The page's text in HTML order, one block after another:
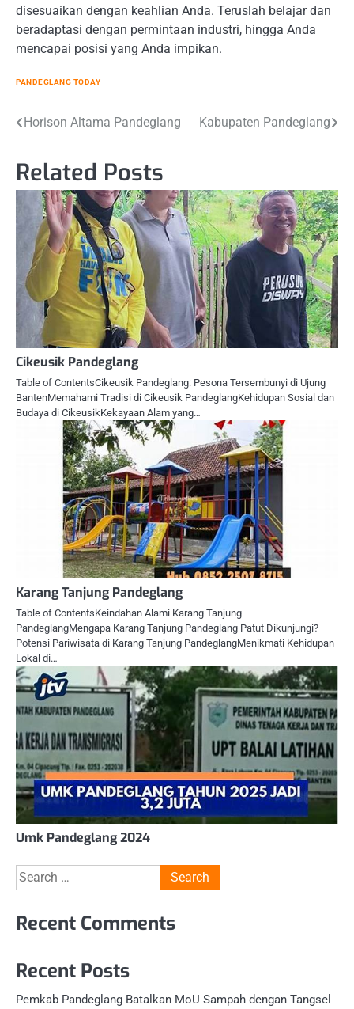
disesuaikan dengan keahlian Anda. Teruslah belajar dan
beradaptasi dengan permintaan industri, hingga Anda
mencapai posisi yang Anda impikan.
PANDEGLANG TODAY
Post
Horison Altama Pandeglang Kabupaten Pandeglang
Related Posts
Cikeusik Pandeglang
Table of ContentsCikeusik Pandeglang: Pesona Tersembunyi di Ujung
BantenMemahami Tradisi di Cikeusik PandeglangKehidupan Sosial dan
Budaya di CikeusikKekayaan Alam yang…
Karang Tanjung Pandeglang
Table of ContentsKeindahan Alami Karang Tanjung
PandeglangMengapa Karang Tanjung Pandeglang Patut Dikunjungi?
Potensi Pariwisata di Karang Tanjung PandeglangMenikmati Kehidupan
Lokal di…
Umk Pandeglang 2024
Search
for:
Recent Comments
Recent Posts
Pemkab Pandeglang Batalkan MoU Sampah dengan Tangsel